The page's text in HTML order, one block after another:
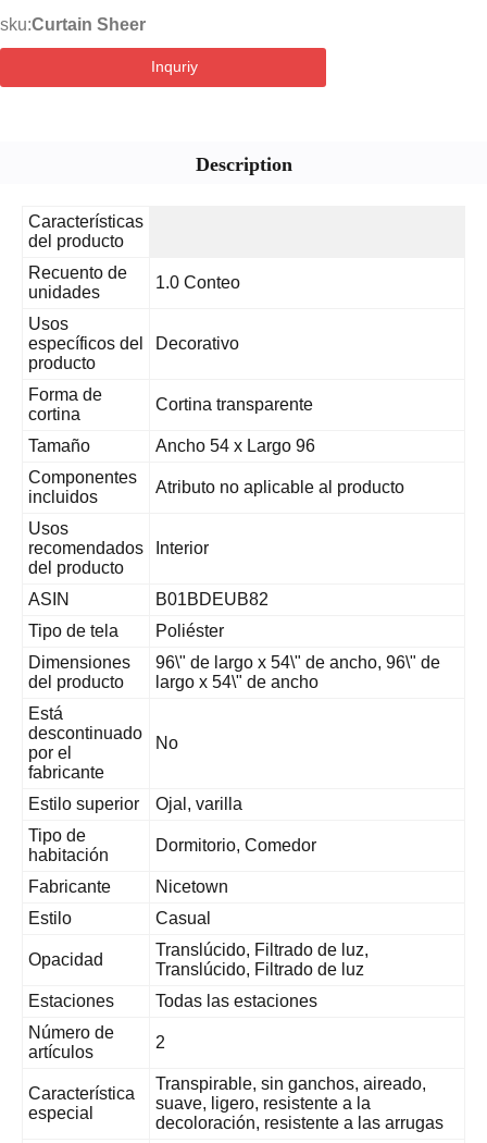
sku:Curtain Sheer
Inquriy
Description
Características
del producto
Recuento de
unidades
1.0 Conteo
Usos
específicos del
producto
Decorativo
Forma de
cortina
Cortina transparente
Tamaño
Ancho 54 x Largo 96
Componentes
incluidos
Atributo no aplicable al producto
Usos
recomendados
del producto
Interior
ASIN
B01BDEUB82
Tipo de tela
Poliéster
Dimensiones
del producto
96\" de largo x 54\" de ancho, 96\" de
largo x 54\" de ancho
Está
descontinuado
por el
fabricante
No
Estilo superior
Ojal, varilla
Tipo de
habitación
Dormitorio, Comedor
Fabricante
Nicetown
Estilo
Casual
Opacidad
Translúcido, Filtrado de luz,
Translúcido, Filtrado de luz
Estaciones
Todas las estaciones
Número de
artículos
2
Característica
especial
Transpirable, sin ganchos, aireado,
suave, ligero, resistente a la
decoloración, resistente a las arrugas